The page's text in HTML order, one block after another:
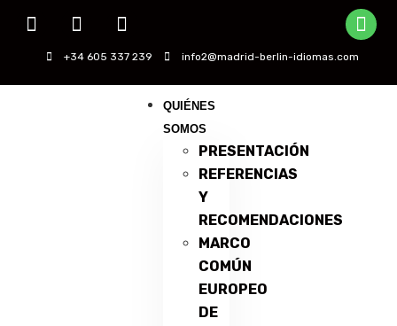
+34 605 337 239 info2@madrid-berlin-idiomas.com
QUIÉNES
SOMOS
PRESENTACIÓN
REFERENCIAS
Y
RECOMENDACIONES
MARCO
COMÚN
EUROPEO
DE